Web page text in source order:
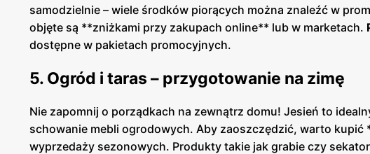
samodzielnie – wiele środków piorących można znaleźć w
objęte są **zniżkami przy zakupach online** lub w marketach.
dostępne w pakietach promocyjnych.
5. Ogród i taras – przygotowanie na zimę
Nie zapomnij o porządkach na zewnątrz domu! Jesień to
schowanie mebli ogrodowych. Aby zaoszczędzić, warto
wyprzedaży sezonowych. Produkty takie jak grabie czy